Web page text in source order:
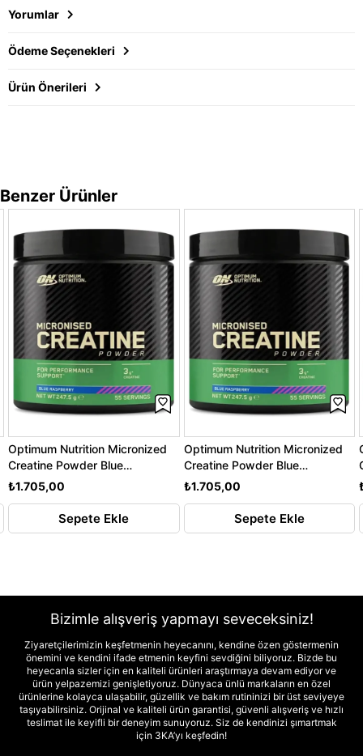
Yorumlar
Ödeme Seçenekleri
Ürün Önerileri
Benzer Ürünler
Optimum Nutrition Micronized
Creatine Powder Blue
Raspberry 247.5GR
₺1.705,00
Sepete Ekle
Optimum Nutrition Micronized
Creatine Powder Blue
Raspberry 247.5GR
₺1.705,00
Sepete Ekle
Bizimle alışveriş yapmayı seveceksiniz!
Ziyaretçilerimizin keşfetmenin heyecanını, kendine özen göstermenin
önemini ve kendini ifade etmenin keyfini sevdiğini biliyoruz. Bizde bu
heyecanla sizler için en kaliteli ürünleri araştırmaya devam ediyor ve
ürün yelpazemizi genişletiyoruz. Dünyaca ünlü markaların en özel
ürünlerine kolayca ulaşabilir, güzellik ve bakım rutininizi bir üst seviyeye
taşıyabilirsiniz. Orijinal ve kaliteli ürün garantisi, güvenli alışveriş ve hızlı
teslimat ile keyifli bir deneyim sunuyoruz. Siz de kendinizi şımartmak
için 3KA’yı keşfedin!